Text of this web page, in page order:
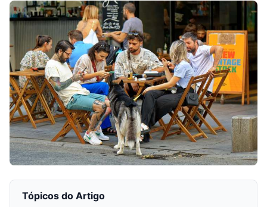
Tópicos do Artigo